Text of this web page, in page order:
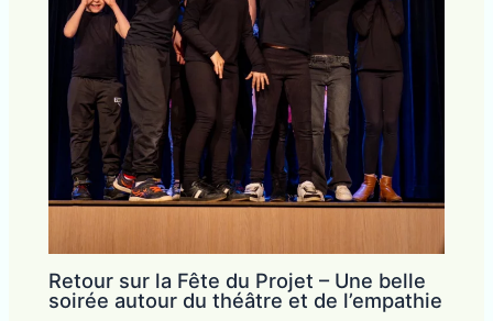
Retour sur la Fête du Projet – Une belle
soirée autour du théâtre et de l’empathie